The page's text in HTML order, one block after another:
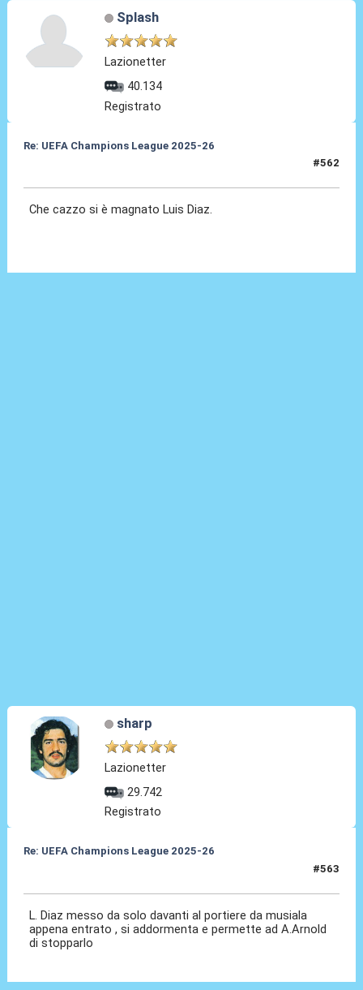
Splash
Lazionetter
40.134
Registrato
Re: UEFA Champions League 2025-26
#562
Che cazzo si è magnato Luis Diaz.
sharp
Lazionetter
29.742
Registrato
Re: UEFA Champions League 2025-26
#563
L. Diaz messo da solo davanti al portiere da musiala
appena entrato , si addormenta e permette ad A.Arnold
di stopparlo